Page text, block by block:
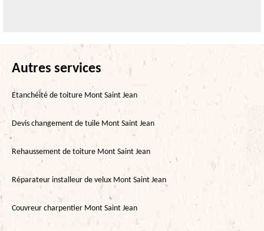
Autres services
Etanchéité de toiture Mont Saint Jean
Devis changement de tuile Mont Saint Jean
Rehaussement de toiture Mont Saint Jean
Réparateur installeur de velux Mont Saint Jean
Couvreur charpentier Mont Saint Jean